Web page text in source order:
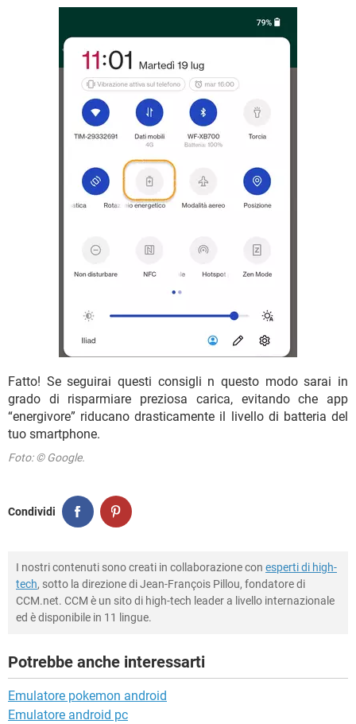
Fatto! Se seguirai questi consigli n questo modo sarai in
grado di risparmiare preziosa carica, evitando che app
“energivore” riducano drasticamente il livello di batteria del
tuo smartphone.
Foto: © Google.
Condividi
I nostri contenuti sono creati in collaborazione con esperti di high-
tech, sotto la direzione di Jean-François Pillou, fondatore di
CCM.net. CCM è un sito di high-tech leader a livello internazionale
ed è disponibile in 11 lingue.
Potrebbe anche interessarti
Emulatore pokemon android
Emulatore android pc